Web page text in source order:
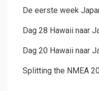
De eerste week
Dag 28 Hawaii naar
Dag 20 Hawaii naar
Splitting the NMEA